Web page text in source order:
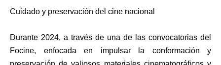
Cuidado y preservación del cine nacional
Durante 2024, a través de una de las convocatorias del
Focine, enfocada en impulsar la conformación y